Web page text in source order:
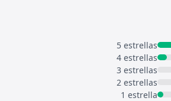
5 estrellas
4 estrellas
3 estrellas
2 estrellas
1 estrella